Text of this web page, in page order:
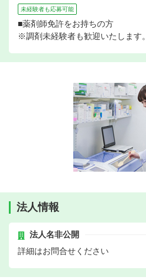
未経験者も応募可能
■薬剤師免許をお持ちの方
※調剤未経験者も歓迎いたします。
法人情報
法人名非公開
詳細はお問合せください